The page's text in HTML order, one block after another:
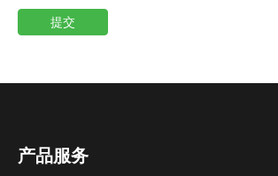
提交
产品服务